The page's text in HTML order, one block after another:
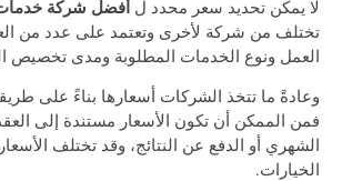
لا يمكن تحديد سعر محدد ل أفضل شركة
تختلف من شركة لأخرى وتعتمد على عدد من
العمل ونوع الخدمات المطلوبة ومدى تخصيص
وعادةً ما تتخذ الشركات أسعارها بناءً على
فمن الممكن أن تكون الأسعار مستندة إلى
الشهري أو الدفع عن النتائج، وقد تختلف
الخيارات.